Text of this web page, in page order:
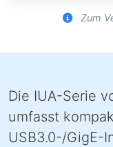
Zum
Die IUA-Serie
umfasst
USB3.0-/GigE-